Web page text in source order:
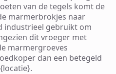
van de tegels komt de
marmerbrokjes naar
industrieel gebruikt om
dit vroeger met
marmergroeves
dan een betegeld